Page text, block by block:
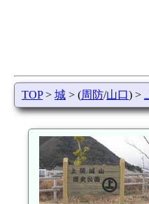
TOP> 城 > (周防/山口) >